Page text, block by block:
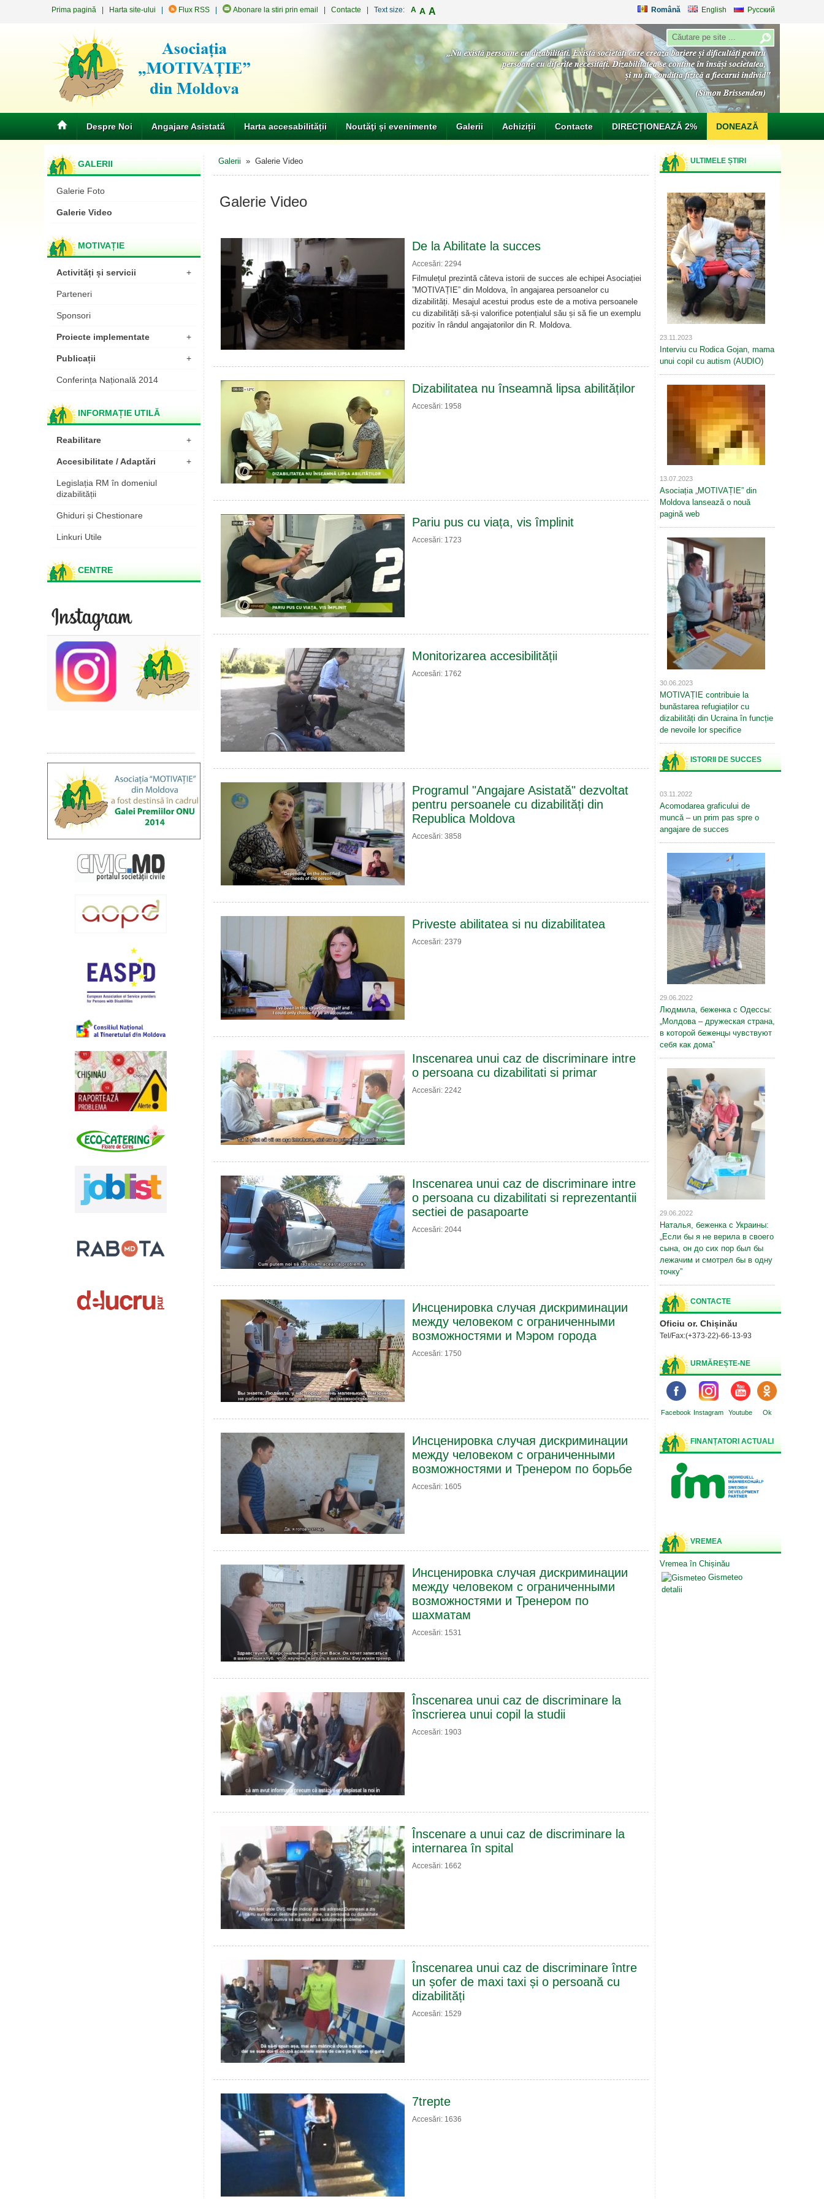
Prima pagină Harta site-ului Flux RSS Abonare la stiri prin email Contacte | Text size: A A A Română English Русский
Despre Noi Angajare Asistată Harta accesabilității Noutăţi și evenimente Galerii Achiziții Contacte DIRECȚIONEAZĂ 2% DONEAZĂ
GALERII
Galerie Foto
Galerie Video
MOTIVAȚIE
Activități și servicii +
Parteneri
Sponsori
Proiecte implementate +
Publicații +
Conferința Națională 2014
INFORMAȚIE UTILĂ
Reabilitare +
Accesibilitate / Adaptări +
Legislația RM în domeniul
dizabilității
Ghiduri și Chestionare
Linkuri Utile
CENTRE
Galerii » Galerie Video
Galerie Video
De la Abilitate la succes
Accesări: 2294
Filmulețul prezintă câteva istorii de succes ale echipei Asociației
”MOTIVAȚIE” din Moldova, în angajarea persoanelor cu
dizabilități. Mesajul acestui produs este de a motiva persoanele
cu dizabilități să-și valorifice potențialul său și să fie un exemplu
pozitiv în rândul angajatorilor din R. Moldova.
Dizabilitatea nu înseamnă lipsa abilităților
Accesări: 1958
Pariu pus cu viața, vis împlinit
Accesări: 1723
Monitorizarea accesibilității
Accesări: 1762
Programul "Angajare Asistată" dezvoltat
pentru persoanele cu dizabilități din
Republica Moldova
Accesări: 3858
Priveste abilitatea si nu dizabilitatea
Accesări: 2379
Inscenarea unui caz de discriminare intre
o persoana cu dizabilitati si primar
Accesări: 2242
Inscenarea unui caz de discriminare intre
o persoana cu dizabilitati si reprezentantii
sectiei de pasapoarte
Accesări: 2044
Инсценировка случая дискриминации
между человеком с ограниченными
возможностями и Мэром города
Accesări: 1750
Инсценировка случая дискриминации
между человеком с ограниченными
возможностями и Тренером по борьбе
Accesări: 1605
Инсценировка случая дискриминации
между человеком с ограниченными
возможностями и Тренером по
шахматам
Accesări: 1531
Înscenarea unui caz de discriminare la
înscrierea unui copil la studii
Accesări: 1903
Înscenare a unui caz de discriminare la
internarea în spital
Accesări: 1662
Înscenarea unui caz de discriminare între
un șofer de maxi taxi și o persoană cu
dizabilități
Accesări: 1529
7trepte
Accesări: 1636
ULTIMELE ȘTIRI
23.11.2023
Interviu cu Rodica Gojan, mama
unui copil cu autism (AUDIO)
13.07.2023
Asociația „MOTIVAȚIE” din
Moldova lansează o nouă
pagină web
30.06.2023
MOTIVAȚIE contribuie la
bunăstarea refugiaților cu
dizabilități din Ucraina în funcție
de nevoile lor specifice
ISTORII DE SUCCES
03.11.2022
Acomodarea graficului de
muncă – un prim pas spre o
angajare de succes
29.06.2022
Людмила, беженка с Одессы:
„Молдова – дружеская страна,
в которой беженцы чувствуют
себя как дома”
29.06.2022
Наталья, беженка с Украины:
„Если бы я не верила в своего
сына, он до сих пор был бы
лежачим и смотрел бы в одну
точку”
CONTACTE
Oficiu or. Chișinău
Tel/Fax:(+373-22)-66-13-93
URMĂREȘTE-NE
Facebook Instagram Youtube Ok
FINANȚATORI ACTUALI
VREMEA
Vremea în Chișinău
Gismeteo
detalii